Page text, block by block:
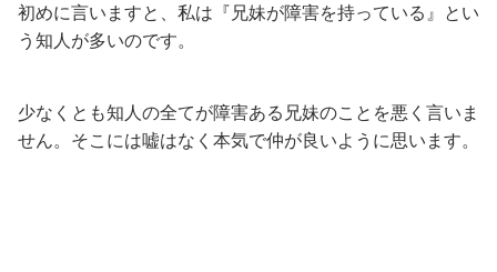
初めに言いますと、私は『兄妹が障害を持っている』とい
う知人が多いのです。
少なくとも知人の全てが障害ある兄妹のことを悪く言いま
せん。そこには嘘はなく本気で仲が良いように思います。